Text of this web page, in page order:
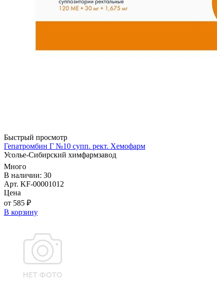
Быстрый просмотр
Гепатромбин Г №10 супп. рект. Хемофарм
Усолье-Сибирский химфармзавод
Много
В наличии: 30
Арт. KF-00001012
Цена
от 585 ₽
В корзину